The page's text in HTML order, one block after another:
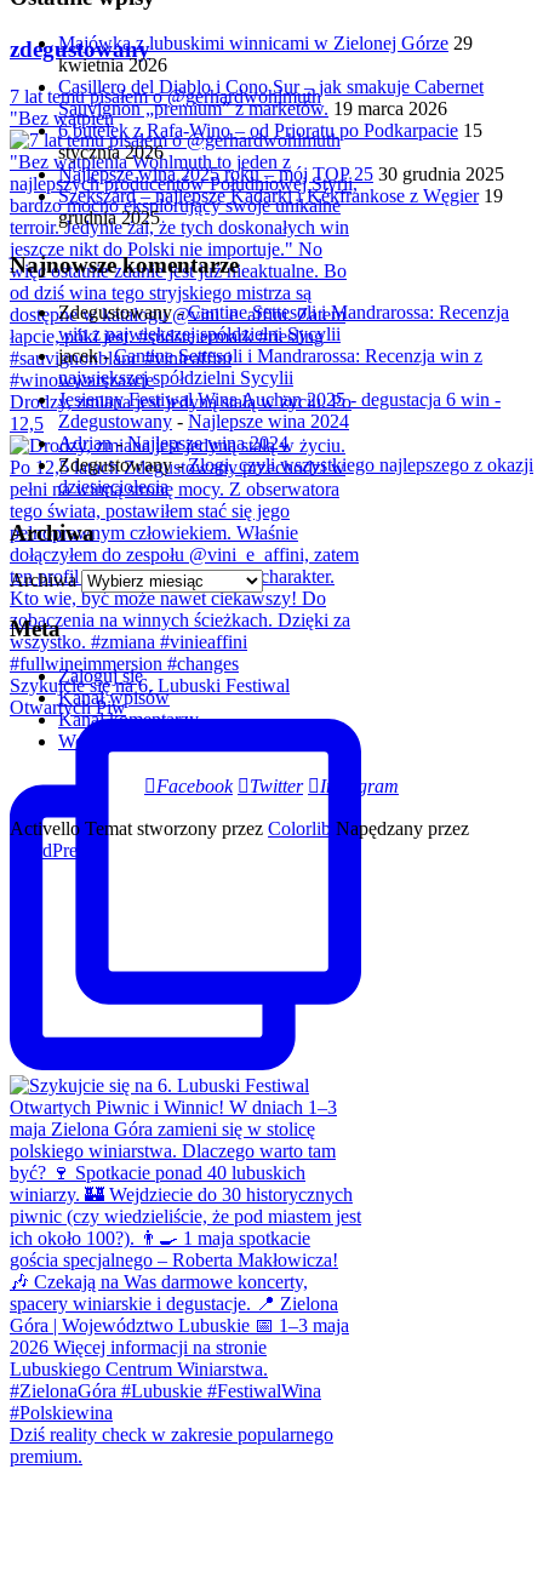
zdegustowany
7 lat temu pisałem o @gerhardwohlmuth
"Bez wątpien
Drodzy, zmiana jest jedyną stałą w życiu. Po
12,5
Szykujcie się na 6. Lubuski Festiwal
Otwartych Piw
Dziś reality check w zakresie popularnego
premium.
Majówka z lubuskimi winnicami w Zielonej Górze 29
kwietnia 2026
Casillero del Diablo i Cono Sur – jak smakuje Cabernet
Sauvignon „premium” z marketów. 19 marca 2026
6 butelek z Rafa-Wino – od Prioratu po Podkarpacie 15
stycznia 2026
Najlepsze wina 2025 roku – mój TOP 25 30 grudnia 2025
Szekszárd – najlepsze Kadarki i Kékfrankose z Węgier 19
grudnia 2025
Najnowsze komentarze
Zdegustowany-Cantine Settesoli i Mandrarossa: Recenzja
win z największej spółdzielni Sycylii
jacek-Cantine Settesoli i Mandrarossa: Recenzja win z
największej spółdzielni Sycylii
Jesienny Festiwal Wina Auchan 2025 - degustacja 6 win -
Zdegustowany - Najlepsze wina 2024
Adrian-Najlepsze wina 2024
Zdegustowany-Złogi, czyli wszystkiego najlepszego z okazji
dziesięciolecia
Archiwa
Archiwa
Meta
Zaloguj się
Kanał wpisów
Kanał komentarzy
WordPress.org
Facebook Twitter Instagram
Activello Temat stworzony przez Colorlib Napędzany przez
WordPress